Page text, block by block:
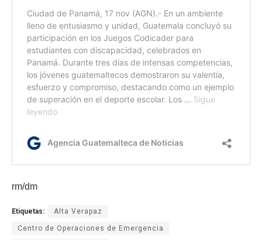
rm/dm
Etiquetas: Alta Verapaz
Centro de Operaciones de Emergencia